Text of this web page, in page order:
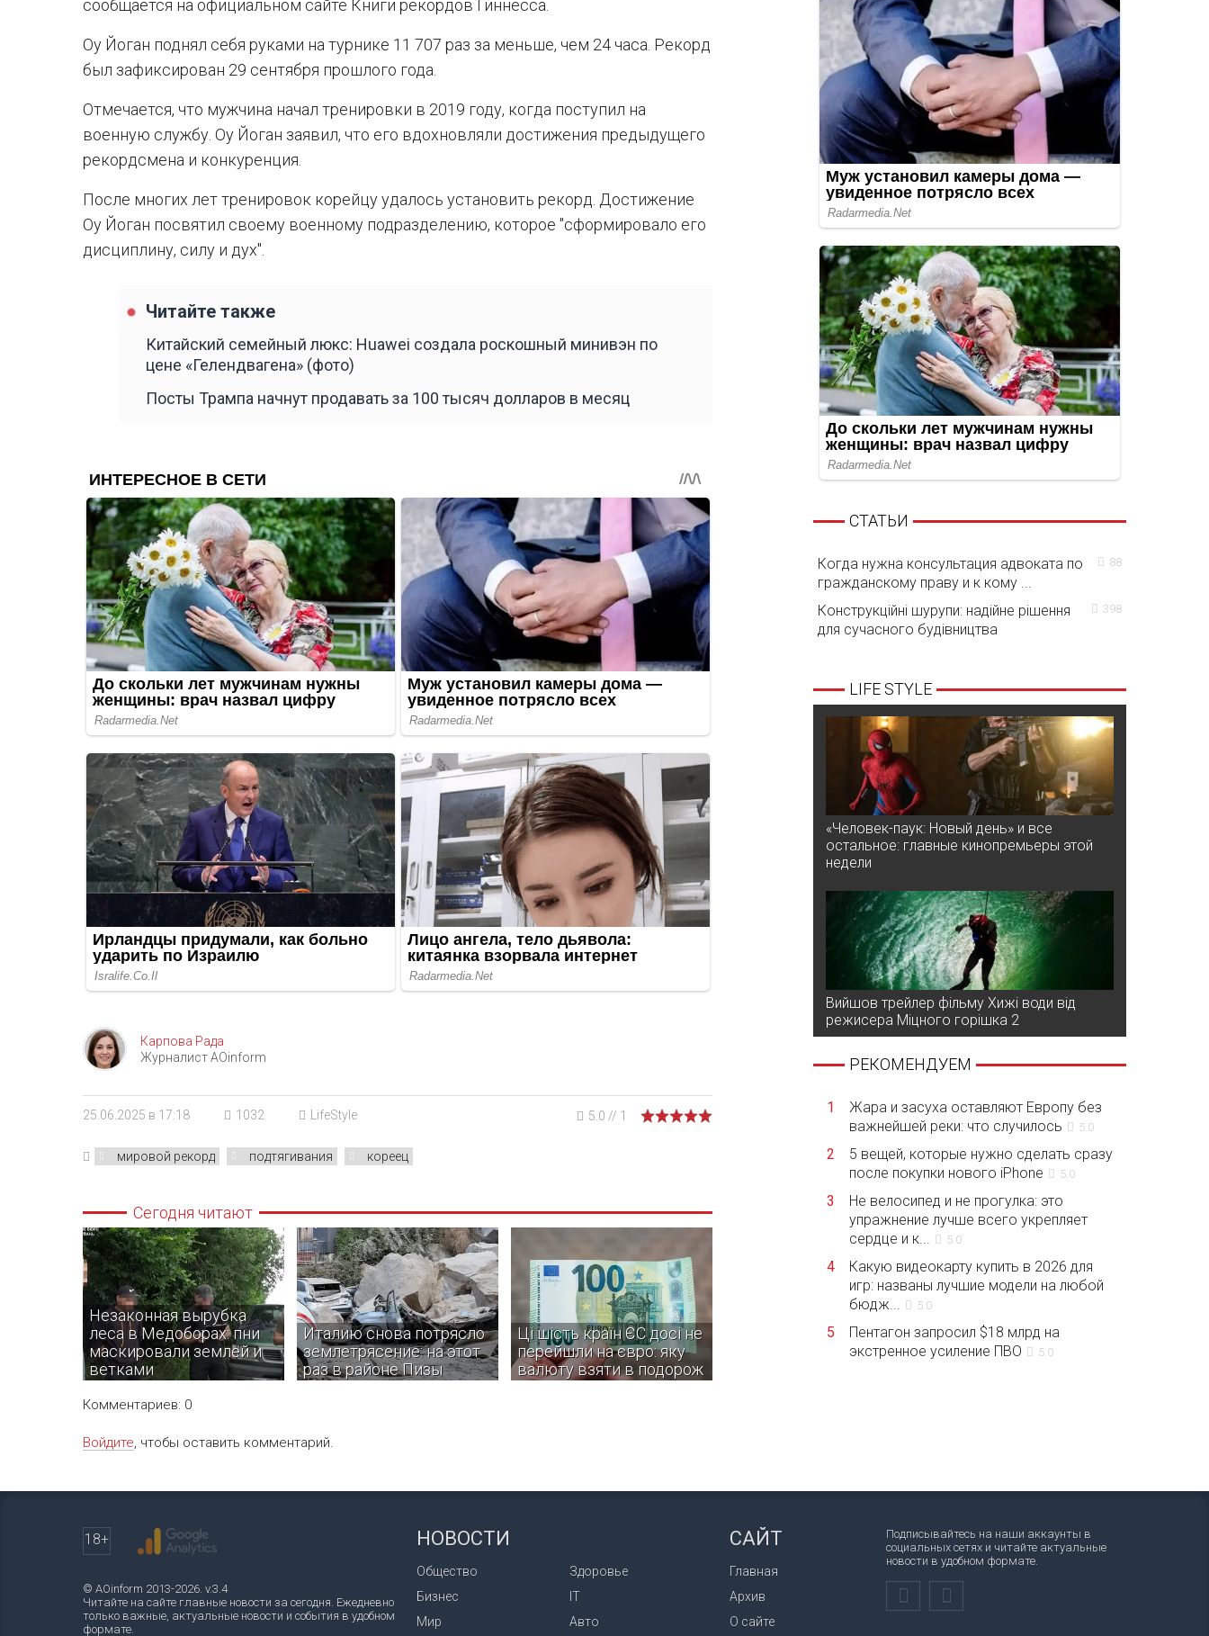
сообщается на официальном сайте Книги рекордов Гиннесса.
Оу Йоган поднял себя руками на турнике 11 707 раз за меньше, чем 24 часа. Рекорд
был зафиксирован 29 сентября прошлого года.
Отмечается, что мужчина начал тренировки в 2019 году, когда поступил на
военную службу. Оу Йоган заявил, что его вдохновляли достижения предыдущего
рекордсмена и конкуренция.
После многих лет тренировок корейцу удалось установить рекорд. Достижение
Оу Йоган посвятил своему военному подразделению, которое "сформировало его
дисциплину, силу и дух".
Читайте также
Китайский семейный люкс: Huawei создала роскошный минивэн по
цене «Гелендвагена» (фото)
Посты Трампа начнут продавать за 100 тысяч долларов в месяц
Карпова Рада
Журналист AOinform
25.06.2025 в 17:18 1032 LifeStyle 5.0 // 1
мировой рекорд подтягивания кореец
Сегодня читают
Незаконная вырубка
леса в Медоборах: пни
маскировали землей и
ветками
правоохранители разоблачили
природного заповедника
Медоборы.
Италию снова потрясло
землетрясение: на этот
раз в районе Пизы
нескольких провинций, однако
Ці шість країн ЄС досі не
перейшли на євро: яку
валюту взяти в подорож
планують вступати в єврозону.
Комментариев: 0
Войдите, чтобы оставить комментарий.
СТАТЬИ
Когда нужна консультация адвоката по
гражданскому праву и к кому ...
88
Конструкційні шурупи: надійне рішення
для сучасного будівництва
398
LIFE STYLE
«Человек-паук: Новый день» и все
остальное: главные кинопремьеры этой
недели
Вийшов трейлер фільму Хижі води від
режисера Міцного горішка 2
РЕКОМЕНДУЕМ
1
Жара и засуха оставляют Европу без
важнейшей реки: что случилось
5.0
2
5 вещей, которые нужно сделать сразу
после покупки нового iPhone
5.0
3
Не велосипед и не прогулка: это
упражнение лучше всего укрепляет
сердце и к...
5.0
4
Какую видеокарту купить в 2026 для
игр: названы лучшие модели на любой
бюдж...
5.0
5
Пентагон запросил $18 млрд на
экстренное усиление ПВО
5.0
18+
© AOinform 2013-2026. v.3.4
Читайте на сайте главные новости за сегодня. Ежедневно
только важные, актуальные новости и события в удобном
формате.
НОВОСТИ
Общество
Бизнес
Мир
Здоровье
IT
Авто
САЙТ
Главная
Архив
О сайте
Подписывайтесь на наши аккаунты в
социальных сетях и читайте актуальные
новости в удобном формате.